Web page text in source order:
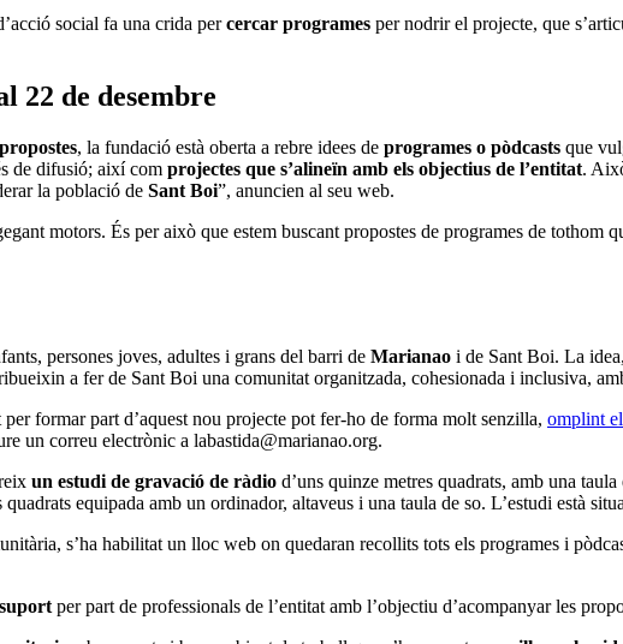
social fa una crida percercar programes per nodrir el projecte, que
22 de desembre
propostes, la fundació està oberta a rebre idees de programes o pòdcasts que
de difusió; així com projectes que s’alineïn amb els objectius de l’entitat.
la població de Sant Boi”, anuncien al seu web.
motors. És per això que estem buscant propostes de programes de tothom
persones joves, adultes i grans del barri de Marianao i de Sant Boi. La
a fer de Sant Boi una comunitat organitzada, cohesionada i inclusiva,
formar part d’aquest nou projecte pot fer-ho de forma molt senzilla, omplint
un correu electrònic a labastida@marianao.org.
un estudi de gravació de ràdio d’uns quinze metres quadrats, amb una
quadrats equipada amb un ordinador, altaveus i una taula de so. L’estudi està
s’ha habilitat un lloc web on quedaran recollits tots els programes i
per part de professionals de l’entitat amb l’objectiu d’acompanyar les